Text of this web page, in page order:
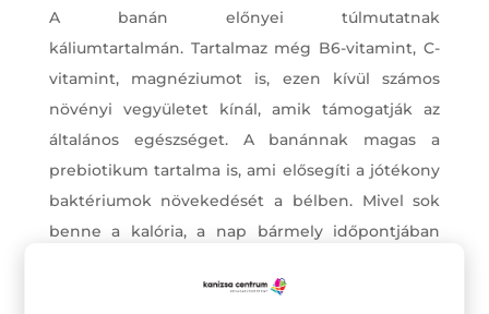
A banán előnyei túlmutatnak
káliumtartalmán. Tartalmaz még B6-vitamint, C-
vitamint, magnéziumot is, ezen kívül számos
növényi vegyületet kínál, amik támogatják az
általános egészséget. A banánnak magas a
prebiotikum tartalma is, ami elősegíti a jótékony
baktériumok növekedését a bélben. Mivel sok
benne a kalória, a nap bármely időpontjában
forrása a könnyen emészthető szénhidrátoknak,